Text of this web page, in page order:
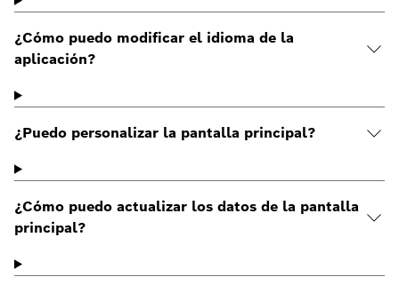
¿Cómo puedo modificar el idioma de la
aplicación?
¿Puedo personalizar la pantalla principal?
¿Cómo puedo actualizar los datos de la pantalla
principal?